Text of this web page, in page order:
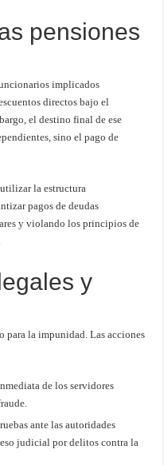
pensiones
implicados
directos bajo el
el destino final de ese
sino el pago de
la estructura
pagos de deudas
y violando los principios de
y
para la impunidad. Las acciones
de los servidores
ante las autoridades
judicial por delitos contra la